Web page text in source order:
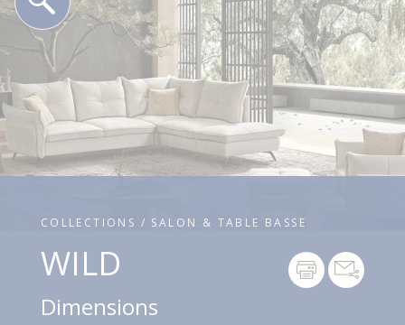
COLLECTIONS / SALON & TABLE BASSE
WILD
Dimensions